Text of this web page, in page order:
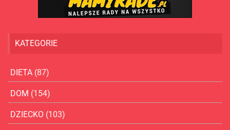
KATEGORIE
DIETA (87)
DOM (154)
DZIECKO (103)